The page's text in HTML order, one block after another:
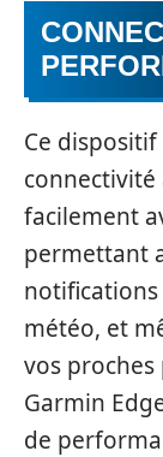
Ce
connectivité
facilement
permettant
météo, et
vos
Garmin
de